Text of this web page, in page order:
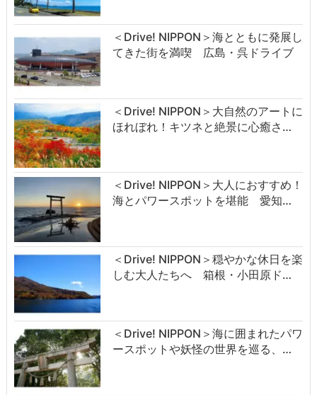
＜Drive! NIPPON＞海とともに発展し
てきた街を満喫 広島・呉ドライブ
＜Drive! NIPPON＞大自然のアートに
ほれぼれ！キツネと絶景に心癒さ…
＜Drive! NIPPON＞大人におすすめ！
海とパワースポットを堪能 愛知…
＜Drive! NIPPON＞穏やかな休日を楽
しむ大人たちへ 箱根・小田原ド…
＜Drive! NIPPON＞海に囲まれたパワ
ースポットや妖怪の世界を巡る、…